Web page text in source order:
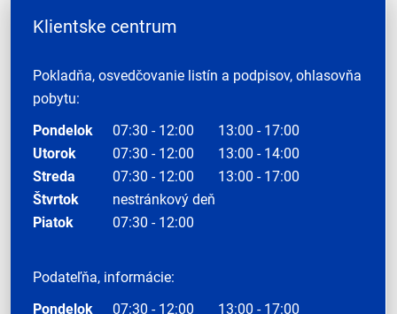
Klientske centrum
Pokladňa, osvedčovanie listín a podpisov, ohlasovňa
pobytu:
Pondelok
07:30 - 12:00
13:00 - 17:00
Utorok
07:30 - 12:00
13:00 - 14:00
Streda
07:30 - 12:00
13:00 - 17:00
Štvrtok
nestránkový deň
Piatok
07:30 - 12:00
Podateľňa, informácie:
Pondelok
07:30 - 12:00
13:00 - 17:00